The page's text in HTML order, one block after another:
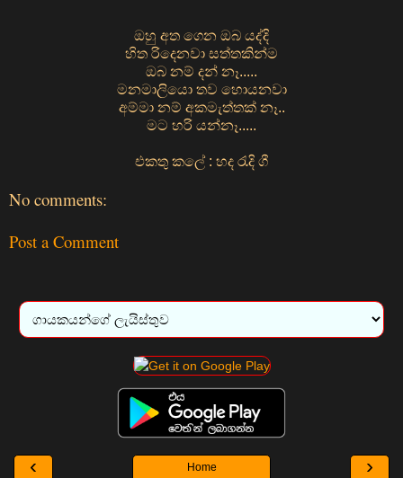
ඔහු අත ගෙන ඔබ යද්දි
හිත රිදෙනවා සත්තකින්ම
ඔබ නම් දන් නෑ.....
මනමාලියො තව හොයනවා
අම්මා නම් අකමැත්තක් නෑ..
මට හරි යන්නෑ.....
එකතු කලේ : හද රැදි ගී
No comments:
Post a Comment
‹ ›
Home